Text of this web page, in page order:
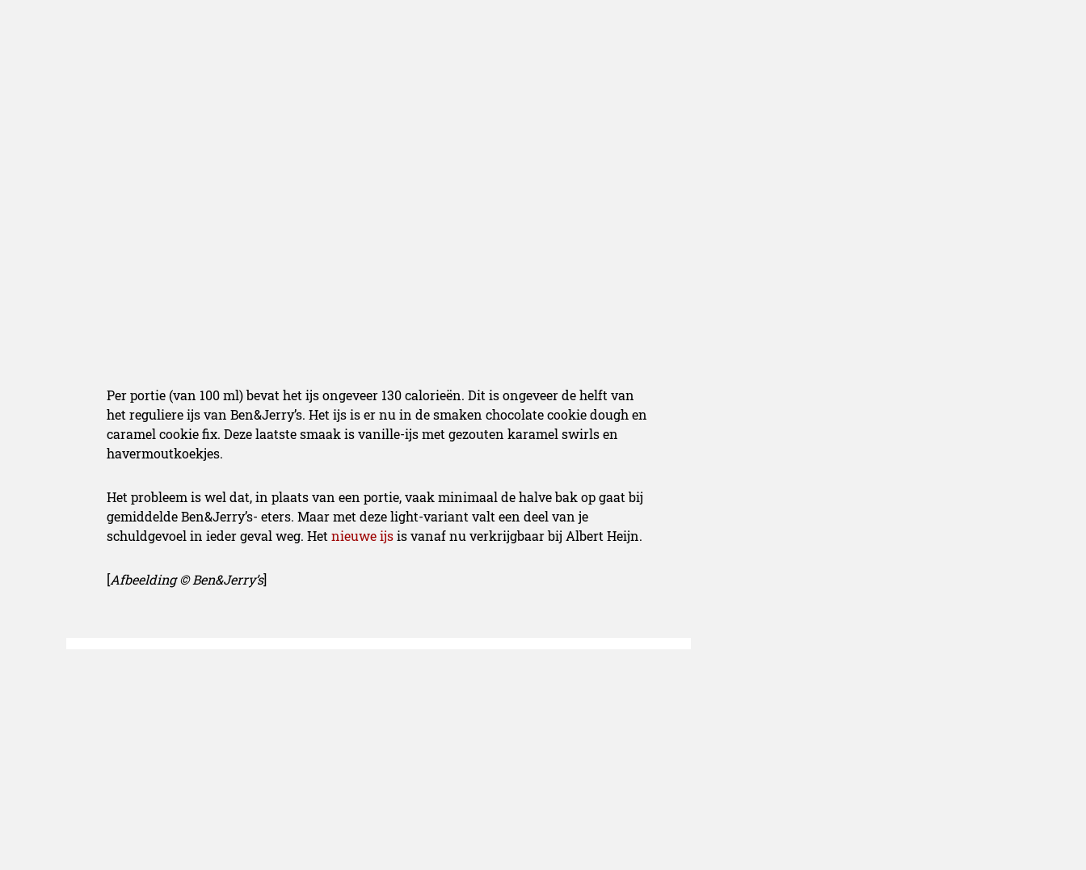
Per portie (van 100 ml) bevat het ijs ongeveer 130 calorieën. Dit is ongeveer de helft van
het reguliere ijs van Ben&Jerry’s. Het ijs is er nu in de smaken chocolate cookie dough en
caramel cookie fix. Deze laatste smaak is vanille-ijs met gezouten karamel swirls en
havermoutkoekjes.
Het probleem is wel dat, in plaats van een portie, vaak minimaal de halve bak op gaat bij
gemiddelde Ben&Jerry’s- eters. Maar met deze light-variant valt een deel van je
schuldgevoel in ieder geval weg. Het nieuwe ijsis vanaf nu verkrijgbaar bij Albert Heijn.
[Afbeelding©Ben&Jerry’s]